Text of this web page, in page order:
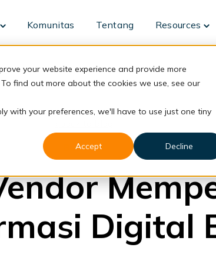
your website experience and provide more
find out more about the cookies we use, see our
with your preferences, we'll have to use just one tiny
Accept
Decline
Toggle
for
Komunitas Tentang Resources
for
Business
Digital